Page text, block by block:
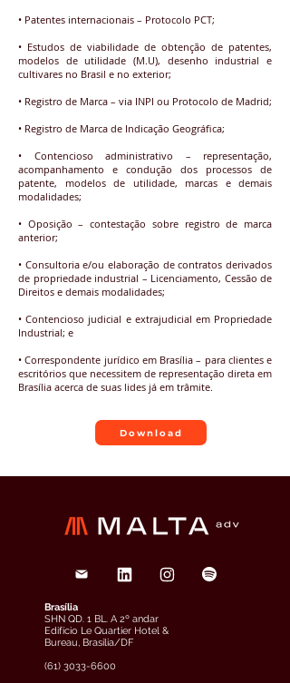
• Patentes internacionais – Protocolo PCT;
• Estudos de viabilidade de obtenção de patentes,
modelos de utilidade (M.U), desenho industrial e
cultivares no Brasil e no exterior;
• Registro de Marca – via INPI ou Protocolo de Madrid;
• Registro de Marca de Indicação Geográfica;
• Contencioso administrativo – representação,
acompanhamento e condução dos processos de
patente, modelos de utilidade, marcas e demais
modalidades;
• Oposição – contestação sobre registro de marca
anterior;
• Consultoria e/ou elaboração de contratos derivados
de propriedade industrial – Licenciamento, Cessão de
Direitos e demais modalidades;
• Contencioso judicial e extrajudicial em Propriedade
Industrial; e
• Correspondente jurídico em Brasília – para clientes e
escritórios que necessitem de representação direta em
Brasília acerca de suas lides já em trâmite.
Download
Brasília
SHN QD. 1 BL. A 2º andar
Edifício Le Quartier Hotel &
Bureau, Brasília/DF
(61) 3033-6600